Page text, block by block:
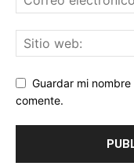
Guardar mi
comente.